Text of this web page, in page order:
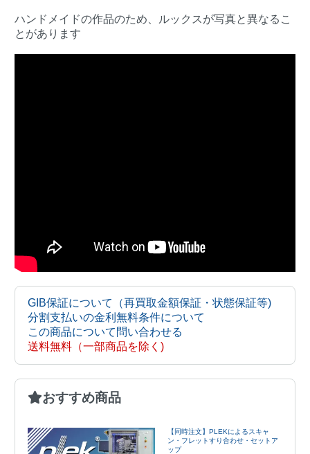
ハンドメイドの作品のため、ルックスが写真と異なるこ
とがあります
GIB保証について（再買取金額保証・状態保証等)
分割支払いの金利無料条件について
この商品について問い合わせる
送料無料（一部商品を除く)
おすすめ商品
【同時注文】PLEKによるスキャ
ン・フレットすり合わせ・セットア
ップ